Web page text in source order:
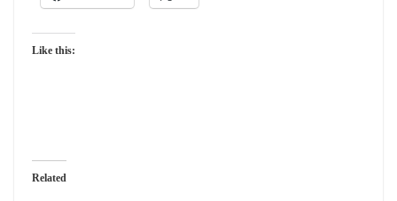
Like this:
Related